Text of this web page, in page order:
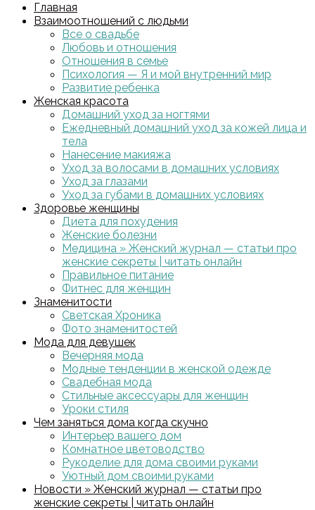
Главная
Взаимоотношений с людьми
Все о свадьбе
Любовь и отношения
Отношения в семье
Психология — Я и мой внутренний мир
Развитие ребенка
Женская красота
Домашний уход за ногтями
Ежедневный домашний уход за кожей лица и
тела
Нанесение макияжа
Уход за волосами в домашних условиях
Уход за глазами
Уход за губами в домашних условиях
Здоровье женщины
Диета для похудения
Женские болезни
Медицина » Женский журнал — статьи про
женские секреты | читать онлайн
Правильное питание
Фитнес для женщин
Знаменитости
Светская Хроника
Фото знаменитостей
Мода для девушек
Вечерняя мода
Модные тенденции в женской одежде
Свадебная мода
Стильные аксессуары для женщин
Уроки стиля
Чем заняться дома когда скучно
Интерьер вашего дом
Комнатное цветоводство
Рукоделие для дома своими руками
Уютный дом своими руками
Новости » Женский журнал — статьи про
женские секреты | читать онлайн